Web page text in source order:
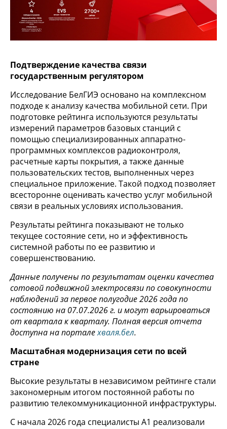
Подтверждение качества связи
государственным регулятором
Исследование БелГИЭ основано на комплексном
подходе к анализу качества мобильной сети. При
подготовке рейтинга используются результаты
измерений параметров базовых станций с
помощью специализированных аппаратно-
программных комплексов радиоконтроля,
расчетные карты покрытия, а также данные
пользовательских тестов, выполненных через
специальное приложение. Такой подход позволяет
всесторонне оценивать качество услуг мобильной
связи в реальных условиях использования.
Результаты рейтинга показывают не только
текущее состояние сети, но и эффективность
системной работы по ее развитию и
совершенствованию.
Данные получены по результатам оценки качества
сотовой подвижной электросвязи по совокупности
наблюдений за первое полугодие 2026 года по
состоянию на 07.07.2026 г. и могут варьироваться
от квартала к кварталу. Полная версия отчета
доступна на порталехваля.бел.
Масштабная модернизация сети по всей
стране
Высокие результаты в независимом рейтинге стали
закономерным итогом постоянной работы по
развитию телекоммуникационной инфраструктуры.
С начала 2026 года специалисты А1 реализовали